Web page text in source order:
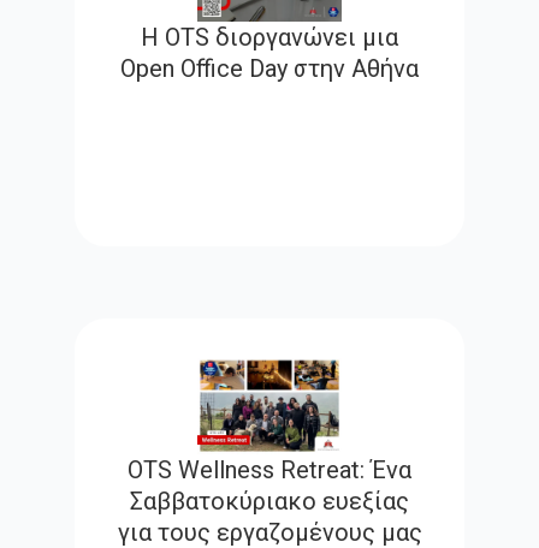
Η OTS διοργανώνει μια
Open Office Day στην Αθήνα
OTS Wellness Retreat: Ένα
Σαββατοκύριακο ευεξίας
για τους εργαζομένους μας